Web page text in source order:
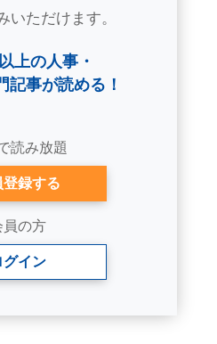
いただけます。
上の人事・
記事が読める！
読み放題
登録する
員の方
グイン